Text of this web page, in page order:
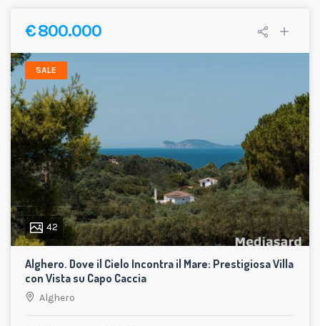
€ 800.000
SALE
42
Alghero. Dove il Cielo Incontra il Mare: Prestigiosa Villa
con Vista su Capo Caccia
Alghero